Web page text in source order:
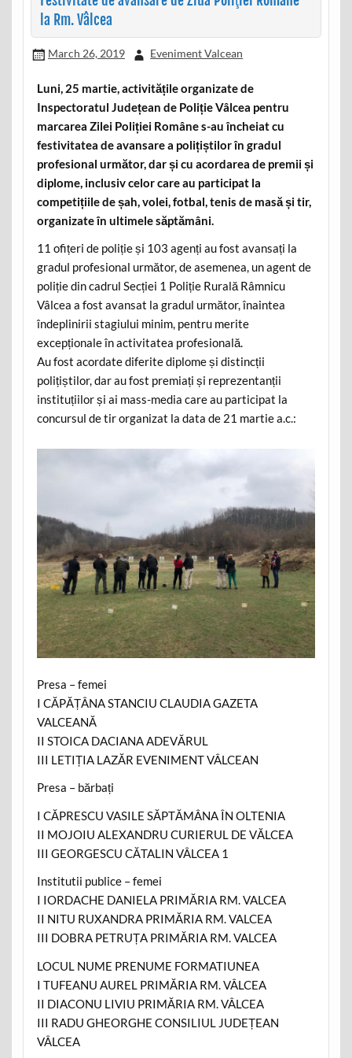
la Rm. Vâlcea
March 26, 2019 Eveniment Valcean
Luni, 25 martie, activitățile organizate de
Inspectoratul Județean de Poliție Vâlcea pentru
marcarea Zilei Poliției Române s-au încheiat cu
festivitatea de avansare a polițiștilor în gradul
profesional următor, dar și cu acordarea de premii și
diplome, inclusiv celor care au participat la
competițiile de șah, volei, fotbal, tenis de masă și tir,
organizate în ultimele săptămâni.
11 ofițeri de poliție și 103 agenți au fost avansați la
gradul profesional următor, de asemenea, un agent de
poliție din cadrul Secției 1 Poliție Rurală Râmnicu
Vâlcea a fost avansat la gradul următor, înaintea
îndeplinirii stagiului minim, pentru merite
excepționale în activitatea profesională.
Au fost acordate diferite diplome și distincții
polițiștilor, dar au fost premiați și reprezentanții
instituțiilor și ai mass-media care au participat la
concursul de tir organizat la data de 21 martie a.c.:
Presa – femei
I CĂPĂȚÂNA STANCIU CLAUDIA GAZETA
VALCEANĂ
II STOICA DACIANA ADEVĂRUL
III LETIȚIA LAZĂR EVENIMENT VÂLCEAN
Presa – bărbați
I CĂPRESCU VASILE SĂPTĂMÂNA ÎN OLTENIA
II MOJOIU ALEXANDRU CURIERUL DE VĂLCEA
III GEORGESCU CĂTALIN VÂLCEA 1
Institutii publice – femei
I IORDACHE DANIELA PRIMĂRIA RM. VALCEA
II NITU RUXANDRA PRIMĂRIA RM. VALCEA
III DOBRA PETRUȚA PRIMĂRIA RM. VALCEA
LOCUL NUME PRENUME FORMATIUNEA
I TUFEANU AUREL PRIMĂRIA RM. VÂLCEA
II DIACONU LIVIU PRIMĂRIA RM. VÂLCEA
III RADU GHEORGHE CONSILIUL JUDEȚEAN
VÂLCEA